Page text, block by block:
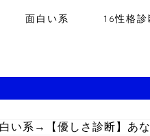
面白い系 16性格
い系 → 【優しさ診断】あ